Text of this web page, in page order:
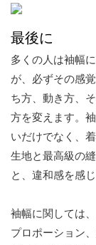
最後に
多くの人は袖幅
が、必ずその感
ち方、動き方、
方を変えます。
いだけでなく、
生地と最高級の
と、違和感を感
袖幅に関しては
プロポーション